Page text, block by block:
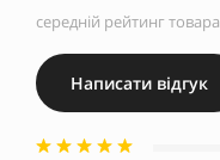
середній рейтинг товара
Написати відгук